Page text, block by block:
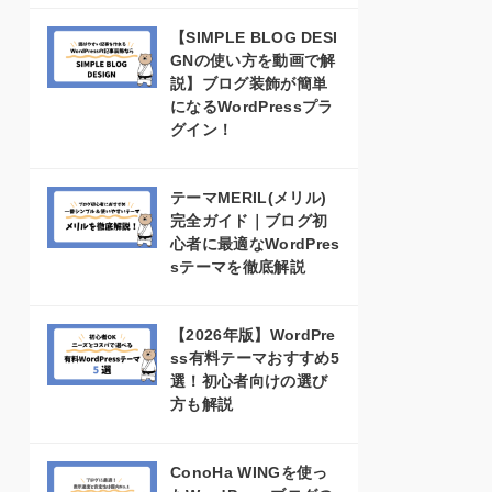
【SIMPLE BLOG DESI
GNの使い方を動画で解
説】ブログ装飾が簡単
になるWordPressプラ
グイン！
テーマMERIL(メリル)
完全ガイド｜ブログ初
心者に最適なWordPres
sテーマを徹底解説
【2026年版】WordPre
ss有料テーマおすすめ5
選！初心者向けの選び
方も解説
ConoHa WINGを使っ